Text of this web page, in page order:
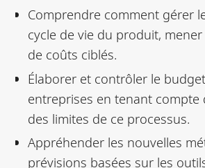
Comprendre comment gérer
cycle de vie du produit,
de coûts ciblés.
Élaborer et contrôler le
entreprises en tenant compte
des limites de ce processus.
Appréhender les nouvelles
prévisions basées sur les